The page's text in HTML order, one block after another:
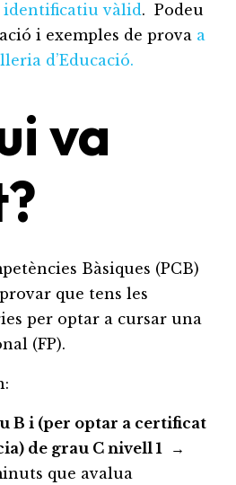
identificatiu vàlid. Podeu
i exemples de prova a
d’Educació.
va
Bàsiques (PCB)
que tens les
per optar a cursar una
(FP).
B i (per optar a certificat
de grau C nivell 1 →
que avalua